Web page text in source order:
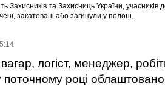
Захисників та Захисниць України,
закатовані або загинули у полоні.
логіст, менеджер,
поточному році